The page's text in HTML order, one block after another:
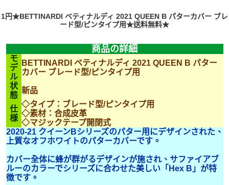
1円★BETTINARDI ベティナルディ 2021 QUEEN B パターカバー ブレ
ード型/ピンタイプ用★送料無料★
商品の詳細
モ
デ
ル
BETTINARDI ベティナルディ 2021 QUEEN B パター
カバー ブレード型/ピンタイプ用
状
態
新品
仕
様
◇タイプ：ブレード型/ピンタイプ用
◇素材：合成皮革
◇マジックテープ開閉式
2020-21 クイーンBシリーズのパター用にデザインされた、
上質なオフホワイトのパターカバーです。
カバー全体に蜂が群がるデザインが施され、サファイアブ
ルーのカラーでシリーズに合わせた美しい「Hex B」が特
徴です。